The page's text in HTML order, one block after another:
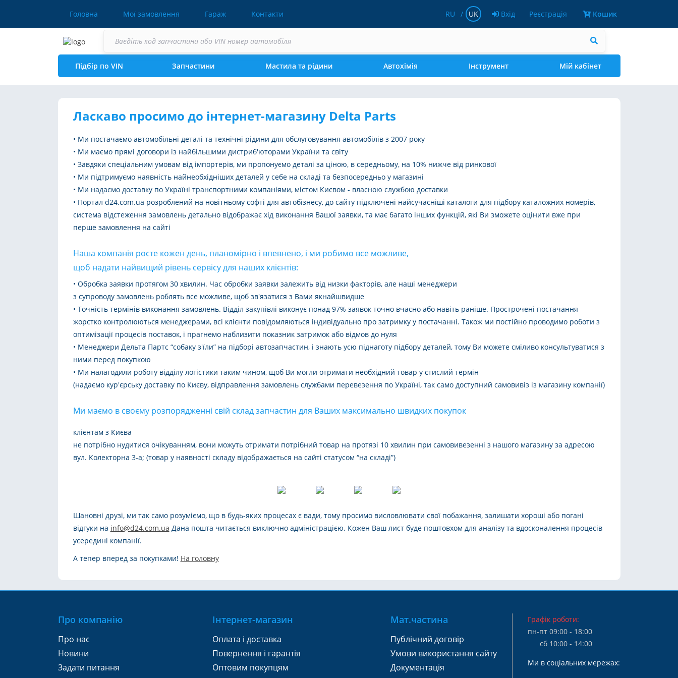
Головна Мої замовлення Гараж Контакти RU UK Вхід Реєстрація Кошик
Підбір по VIN Запчастини Мастила та рідини Автохімія Інструмент Мій кабінет
Ласкаво просимо до інтернет-магазину Delta Parts
• Ми постачаємо автомобільні деталі та технічні рідини для обслуговування автомобілів з 2007 року
• Ми маємо прямі договори із найбільшими дистриб'юторами України та світу
• Завдяки спеціальним умовам від імпортерів, ми пропонуємо деталі за ціною, в середньому, на 10% нижче від ринкової
• Ми підтримуємо наявність найнеобхідніших деталей у себе на складі та безпосередньо у магазині
• Ми надаємо доставку по Україні транспортними компаніями, містом Києвом - власною службою доставки
• Портал d24.com.ua розроблений на новітньому софті для автобізнесу, до сайту підключені найсучасніші каталоги для підбору каталожних номерів,
система відстеження замовлень детально відображає хід виконання Вашої заявки, та має багато інших функцій, які Ви зможете оцінити вже при
перше замовлення на сайті
Наша компанія росте кожен день, планомірно і впевнено, і ми робимо все можливе,
щоб надати найвищий рівень сервісу для наших клієнтів:
• Обробка заявки протягом 30 хвилин. Час обробки заявки залежить від низки факторів, але наші менеджери
з супроводу замовлень роблять все можливе, щоб зв'язатися з Вами якнайшвидше
• Точність термінів виконання замовлень. Відділ закупівлі виконує понад 97% заявок точно вчасно або навіть раніше. Прострочені постачання
жорстко контролюються менеджерами, всі клієнти повідомляються індивідуально про затримку у постачанні. Також ми постійно проводимо роботи з
оптимізації процесів поставок, і прагнемо наблизити показник затримок або відмов до нуля
• Менеджери Дельта Партс “собаку з'їли” на підборі автозапчастин, і знають усю піднаготу підбору деталей, тому Ви можете сміливо консультуватися з
ними перед покупкою
• Ми налагодили роботу відділу логістики таким чином, щоб Ви могли отримати необхідний товар у стислий термін
(надаємо кур'єрську доставку по Києву, відправлення замовлень службами перевезення по Україні, так само доступний самовивіз із магазину компанії)
Ми маємо в своєму розпорядженні свій склад запчастин для Ваших максимально швидких покупок
клієнтам з Києва
не потрібно нудитися очікуванням, вони можуть отримати потрібний товар на протязі 10 хвилин при самовивезенні з нашого магазину за адресою
вул. Колекторна 3-а; (товар у наявності складу відображається на сайті статусом “на складі”)
Шановні друзі, ми так само розуміємо, що в будь-яких процесах є вади, тому просимо висловлювати свої побажання, залишати хороші або погані
відгуки на info@d24.com.ua Дана пошта читається виключно адміністрацією. Кожен Ваш лист буде поштовхом для аналізу та вдосконалення процесів
усередині компанії.
А тепер вперед за покупками! На головну
Про компанію
Про нас
Новини
Задати питання
Інтернет-магазин
Оплата і доставка
Повернення і гарантія
Оптовим покупцям
Мат.частина
Публічний договір
Умови використання сайту
Документація
Графік роботи:
пн-пт 09:00 - 18:00
сб 10:00 - 14:00
Ми в соціальних мережах: